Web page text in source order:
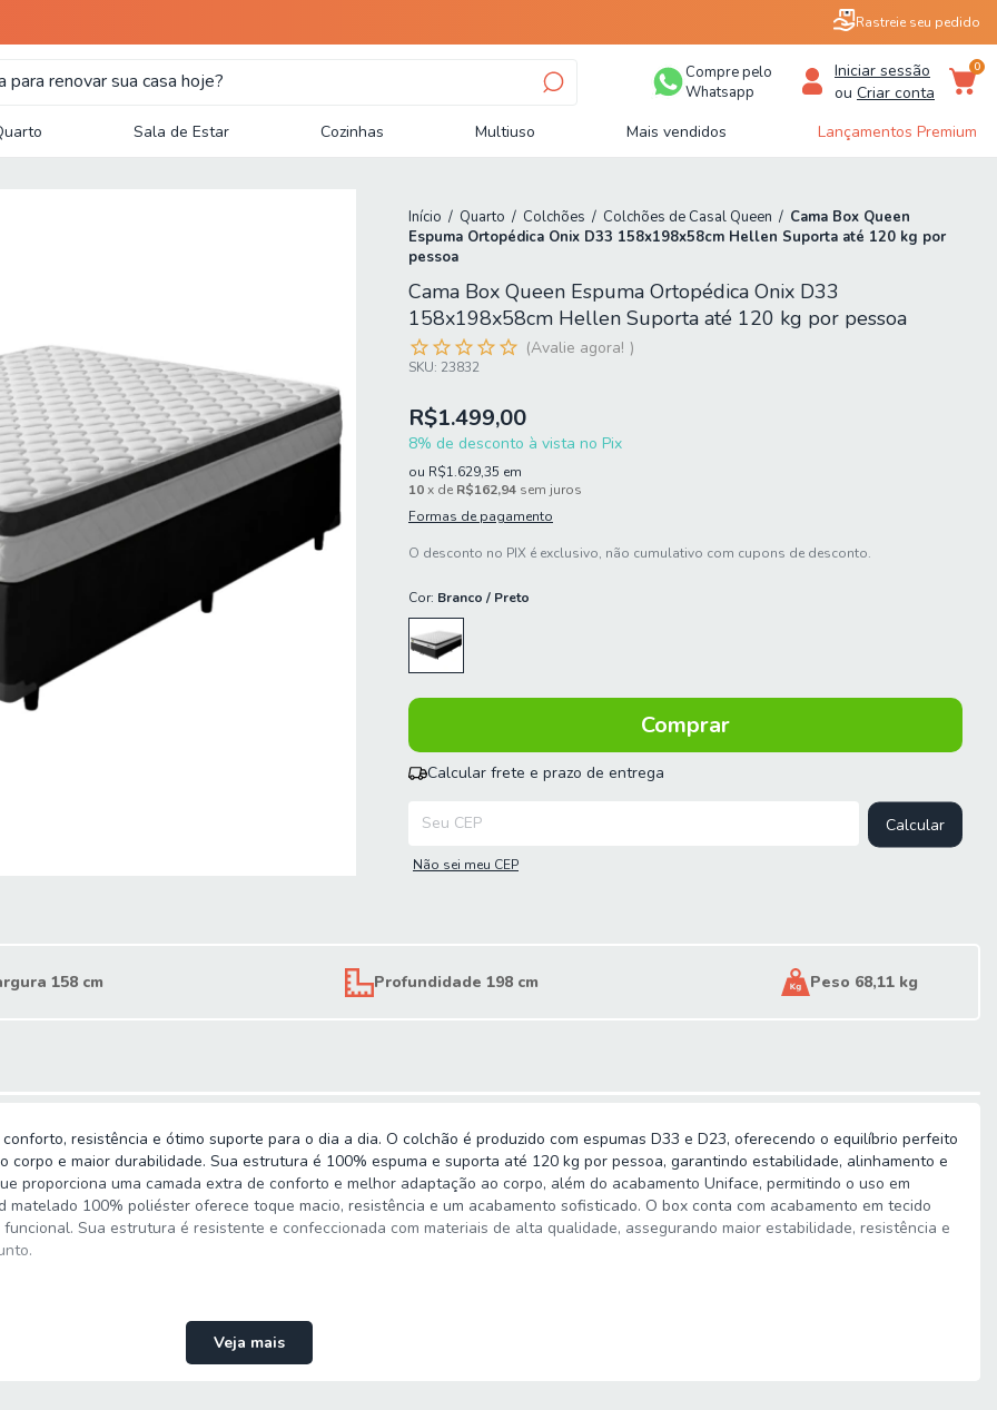
Rastreie seu pedido
Compre pelo
Whatsapp
Iniciar sessão
ou Criar conta
0
Sala de Estar Cozinhas Multiuso Mais vendidos Lançamentos Premium
Início / Quarto / Colchões / Colchões de Casal Queen / Cama Box Queen
Espuma Ortopédica Onix D33 158x198x58cm Hellen Suporta até 120 kg por
pessoa
Cama Box Queen Espuma Ortopédica Onix D33
158x198x58cm Hellen Suporta até 120 kg por pessoa
Avalie agora!
SKU: 23832
R$1.499,00
8% de desconto à vista no Pix
ou R$1.629,35 em
10x de R$162,94 sem juros
Formas de pagamento
O desconto no PIX é exclusivo, não cumulativo com cupons de desconto.
Cor: Branco / Preto
Calcular frete e prazo de entrega
Calcular
Não sei meu CEP
158 cm Profundidade 198 cm Peso 68,11 kg
resistência e ótimo suporte para o dia a dia. O colchão é produzido com espumas D33 e D23, oferecendo o equilíbrio perfeito
corpo e maior durabilidade. Sua estrutura é 100% espuma e suporta até 120 kg por pessoa, garantindo estabilidade, alinhamento e
proporciona uma camada extra de conforto e melhor adaptação ao corpo, além do acabamento Uniface, permitindo o uso em
100% poliéster oferece toque macio, resistência e um acabamento sofisticado. O box conta com acabamento em tecido
Sua estrutura é resistente e confeccionada com materiais de alta qualidade, assegurando maior estabilidade, resistência e
Veja mais